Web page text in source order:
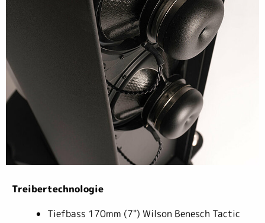
Treibertechnologie
Tiefbass 170mm (7") Wilson Benesch Tactic